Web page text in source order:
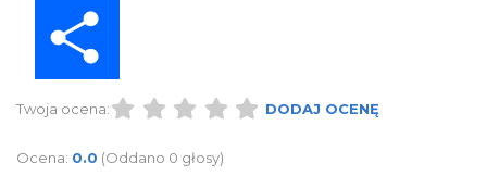
Twoja ocena: DODAJ OCENĘ
Ocena: 0.0 (Oddano 0 głosy)